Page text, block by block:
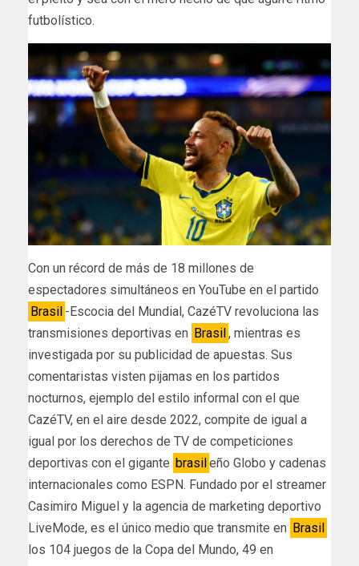
futbolístico.
Con un récord de más de 18 millones de
espectadores simultáneos en YouTube en el partido
Brasil -Escocia del Mundial, CazéTV revoluciona las
transmisiones deportivas en Brasil, mientras es
investigada por su publicidad de apuestas. Sus
comentaristas visten pijamas en los partidos
nocturnos, ejemplo del estilo informal con el que
CazéTV, en el aire desde 2022, compite de igual a
igual por los derechos de TV de competiciones
deportivas con el gigante brasileño Globo y cadenas
internacionales como ESPN. Fundado por el streamer
Casimiro Miguel y la agencia de marketing deportivo
LiveMode, es el único medio que transmite en Brasil
los 104 juegos de la Copa del Mundo, 49 en